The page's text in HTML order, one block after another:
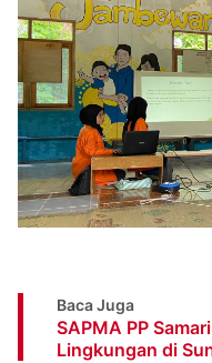
Baca Juga
SAPMA PP
Lingkungan di